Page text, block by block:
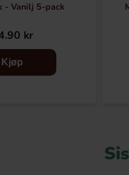
- Vanilj 5-pack
kr
Kjøp